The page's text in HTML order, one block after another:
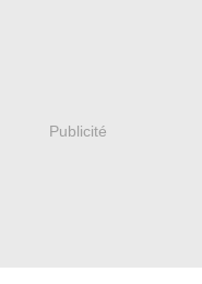
Publicité